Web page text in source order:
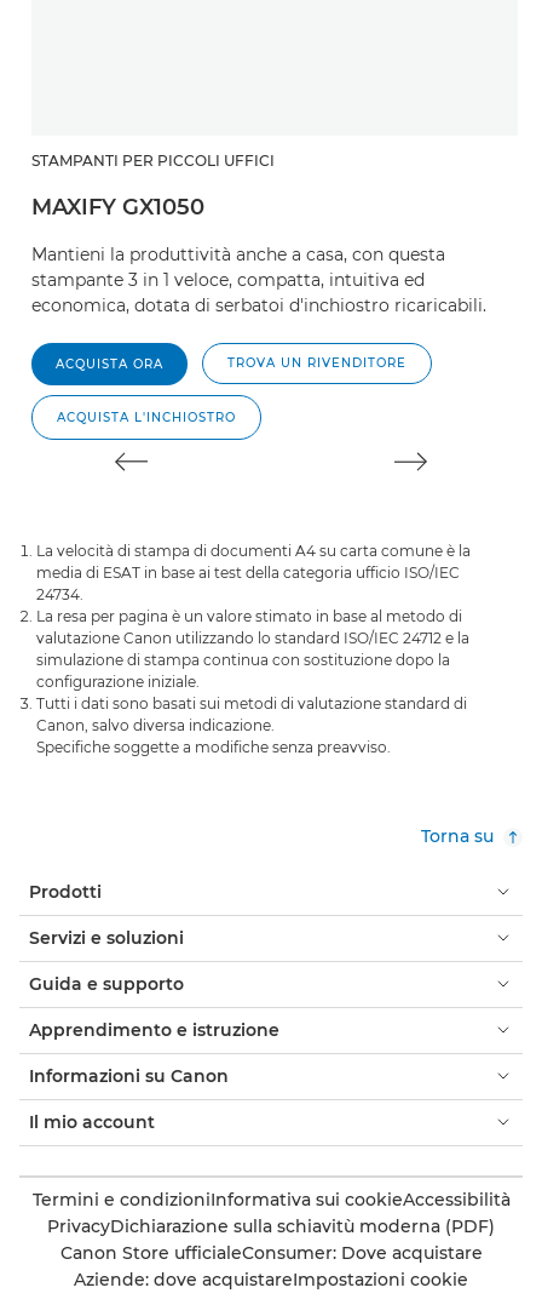
STAMPANTI PER PICCOLI UFFICI
MAXIFY GX1050
Mantieni la produttività anche a casa, con questa
stampante 3 in 1 veloce, compatta, intuitiva ed
economica, dotata di serbatoi d'inchiostro ricaricabili.
ACQUISTA ORA TROVA UN RIVENDITORE
ACQUISTA L'INCHIOSTRO
La velocità di stampa di documenti A4 su carta comune è la
media di ESAT in base ai test della categoria ufficio ISO/IEC
24734.
La resa per pagina è un valore stimato in base al metodo di
valutazione Canon utilizzando lo standard ISO/IEC 24712 e la
simulazione di stampa continua con sostituzione dopo la
configurazione iniziale.
Tutti i dati sono basati sui metodi di valutazione standard di
Canon, salvo diversa indicazione.
Specifiche soggette a modifiche senza preavviso.
Torna su
Prodotti
Servizi e soluzioni
Guida e supporto
Apprendimento e istruzione
Informazioni su Canon
Il mio account
Termini e condizioniInformativa sui cookieAccessibilità
PrivacyDichiarazione sulla schiavitù moderna (PDF)
Canon Store ufficialeConsumer: Dove acquistare
Aziende: dove acquistareImpostazioni cookie